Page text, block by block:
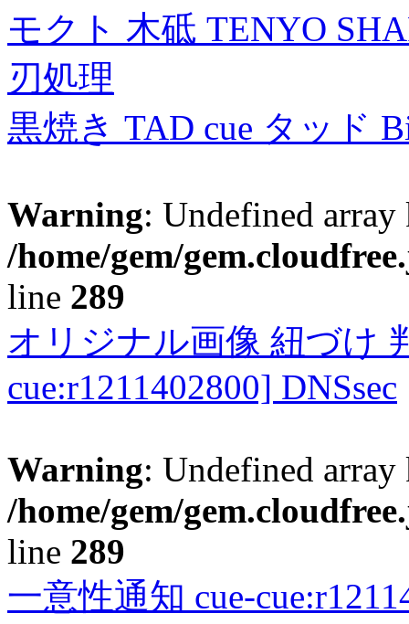
モクト 木砥 TENYO
刃処理
黒焼き TAD cue タッド
Warning: Undefined
/home/gem/
line 289
オリジナル画像 紐づけ
cue:r1211402800] DNSsec
Warning: Undefined
/home/gem/
line 289
一意性通知 cue-